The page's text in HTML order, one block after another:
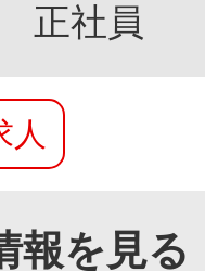
正社員
人
報を見る